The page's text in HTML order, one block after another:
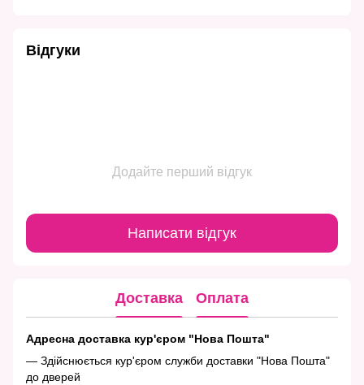
Відгуки
Додайте перший відгук
Написати відгук
Доставка Оплата
Адресна доставка кур'єром "Нова Пошта"
— Здійснюється кур'єром служби доставки "Нова Пошта"
до дверей